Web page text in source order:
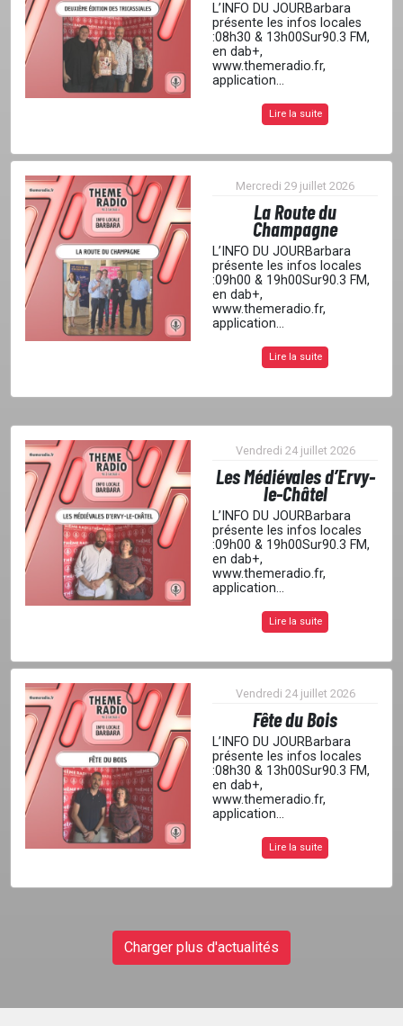
L’INFO DU JOURBarbara
présente les infos locales
:08h30 & 13h00Sur90.3 FM,
en dab+,
www.themeradio.fr,
application...
Lire la suite
Mercredi 29 juillet 2026
La Route du
Champagne
L’INFO DU JOURBarbara
présente les infos locales
:09h00 & 19h00Sur90.3 FM,
en dab+,
www.themeradio.fr,
application...
Lire la suite
Vendredi 24 juillet 2026
Les Médiévales d’Ervy-
le-Châtel
L’INFO DU JOURBarbara
présente les infos locales
:09h00 & 19h00Sur90.3 FM,
en dab+,
www.themeradio.fr,
application...
Lire la suite
Vendredi 24 juillet 2026
Fête du Bois
L’INFO DU JOURBarbara
présente les infos locales
:08h30 & 13h00Sur90.3 FM,
en dab+,
www.themeradio.fr,
application...
Lire la suite
Charger plus d'actualités